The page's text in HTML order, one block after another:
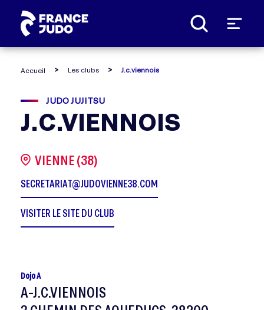
Accueil Les clubs J.c.viennois
JUDO JUJITSU
J.C.VIENNOIS
VIENNE (38)
SECRETARIAT@JUDOVIENNE38.COM
VISITER LE SITE DU CLUB
Dojo A
A-J.C.VIENNOIS